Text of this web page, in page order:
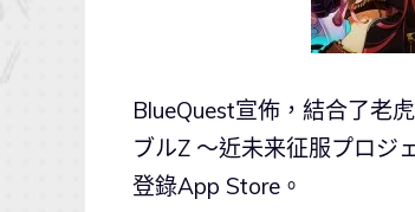
BlueQuest宣佈，結合了老
ブルZ ～近未来征服プロジ
登錄App Store。